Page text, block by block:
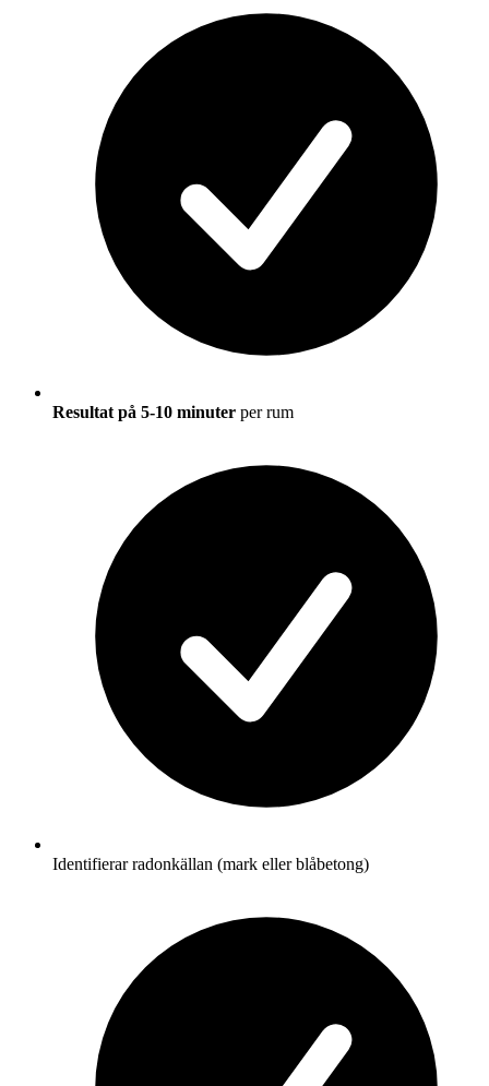
Resultat på 5-10 minuter per rum
Identifierar radonkällan (mark eller blåbetong)